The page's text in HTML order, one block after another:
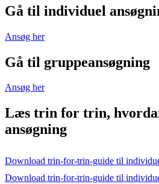
Gå til individuel
Ansøg her
Gå til gruppeansøgning
Ansøg her
Læs trin for trin,
ansøgning
Download trin-for-trin-guide til
Download trin-for-trin-guide til